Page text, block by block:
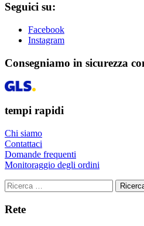
Seguici su:
Facebook
Instagram
Consegniamo in sicurezza
tempi rapidi
Chi siamo
Contattaci
Domande frequenti
Monitoraggio degli ordini
Rete